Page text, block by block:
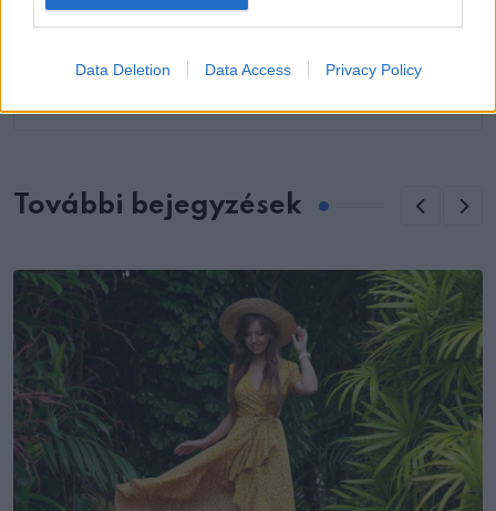
Data Deletion Data Access Privacy Policy
KÖVETKEZŐ POSZT
rendszeres banánevés ezt okozza
További bejegyzések